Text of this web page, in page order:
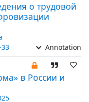
о трудовой
Annotation
в России и